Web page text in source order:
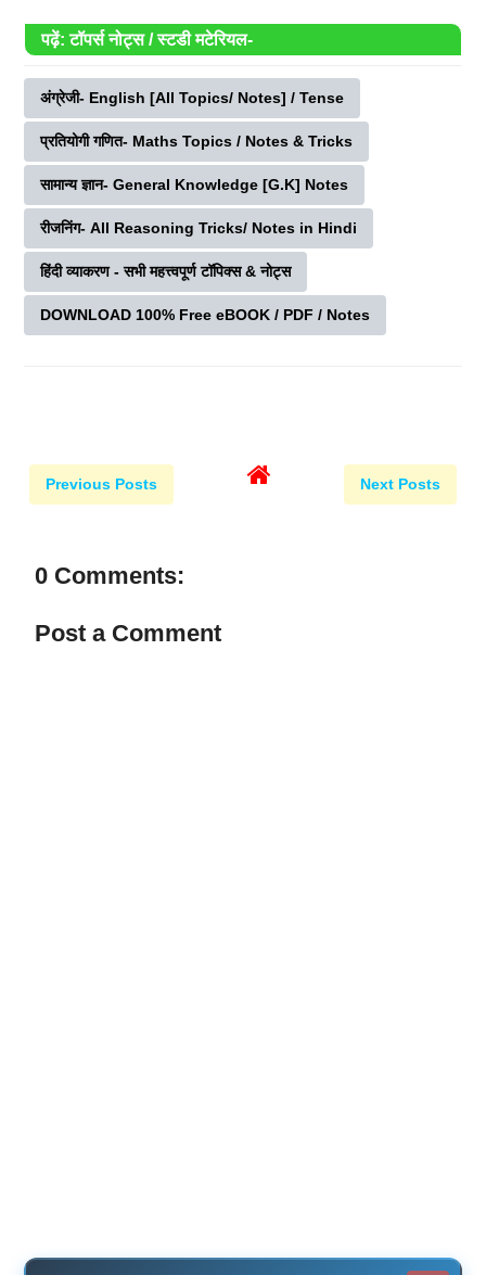
पढ़ें: टॉपर्स नोट्स / स्टडी मटेरियल-
अंग्रेजी- English [All Topics/ Notes] / Tense
प्रतियोगी गणित- Maths Topics / Notes & Tricks
सामान्य ज्ञान- General Knowledge [G.K] Notes
रीजनिंग- All Reasoning Tricks/ Notes in Hindi
हिंदी व्याकरण - सभी महत्त्वपूर्ण टॉपिक्स & नोट्स
DOWNLOAD 100% Free eBOOK / PDF / Notes
Previous Posts Next Posts
0 Comments:
Post a Comment